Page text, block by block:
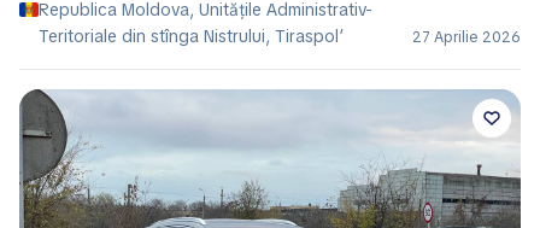
Republica Moldova, Unitățile Administrativ-
Teritoriale din stînga Nistrului, Tiraspol’
27 Aprilie 2026